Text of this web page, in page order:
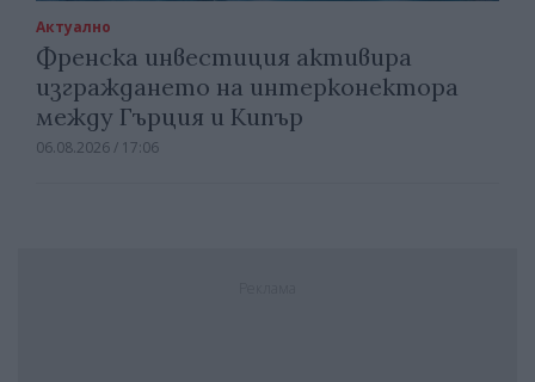
Актуално
Френска инвестиция активира
изграждането на интерконектора
между Гърция и Кипър
06.08.2026 / 17:06